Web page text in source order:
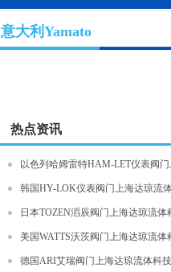
意大利Yamato
热点资讯
以色列哈姆雷特HAM-LET仪表阀
韩国HY-LOK仪表阀门上海达琼流
日本TOZEN滔辰阀门上海达琼流体
美国WATTS沃茨阀门上海达琼流体
德国ARI艾瑞阀门上海达琼流体科